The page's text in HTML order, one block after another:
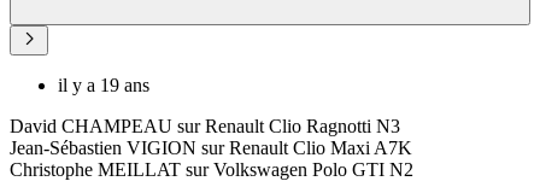
il y a 19 ans
David CHAMPEAU sur Renault Clio Ragnotti N3
Jean-Sébastien VIGION sur Renault Clio Maxi A7K
Christophe MEILLAT sur Volkswagen Polo GTI N2